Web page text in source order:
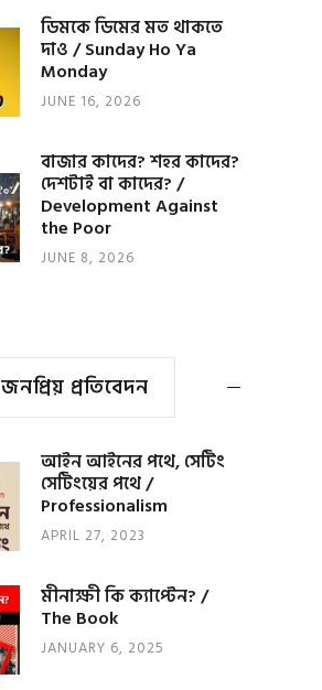
ডিমকে ডিমের মত থাকতে
দাও / Sunday Ho Ya
Monday
JUNE 16, 2026
বাজার কাদের? শহর কাদের?
দেশটাই বা কাদের? /
Development Against
the Poor
JUNE 8, 2026
জনপ্রিয় প্রতিবেদন
আইন আইনের পথে, সেটিং
সেটিংয়ের পথে /
Professionalism
APRIL 27, 2023
মীনাক্ষী কি ক্যাপ্টেন? /
The Book
JANUARY 6, 2025